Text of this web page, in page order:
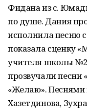
Фидана из с.
по душе. Дания
исполнила песню
показала сценку
учителя школы
прозвучали песни
«Желаю».
Хазетдинова,